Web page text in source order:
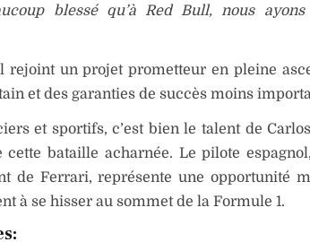
blessé qu’à Red Bull, nous
rejoint un projet prometteur en pleine
et des garanties de succès moins
et sportifs, c’est bien le talent de
bataille acharnée. Le pilote
de Ferrari, représente une opportunité
à se hisser au sommet de la Formule 1.